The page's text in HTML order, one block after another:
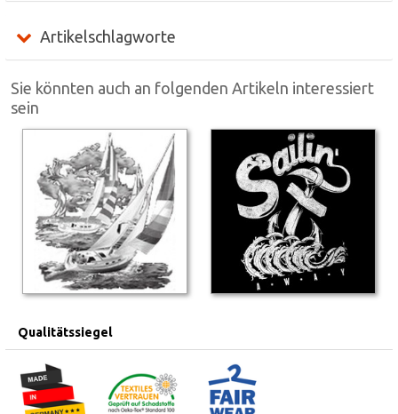
Artikelschlagworte
Sie könnten auch an folgenden Artikeln interessiert
sein
Qualitätssiegel